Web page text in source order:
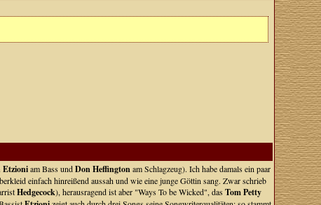
am Bass undDon Heffingtonam Schlagzeug). Ich habe damals ein paar
einfach hinreißend aussah und wie eine junge Göttin sang. Zwar schrieb
Hedgecock), herausragend ist aber "Ways To be Wicked", dasTom Petty